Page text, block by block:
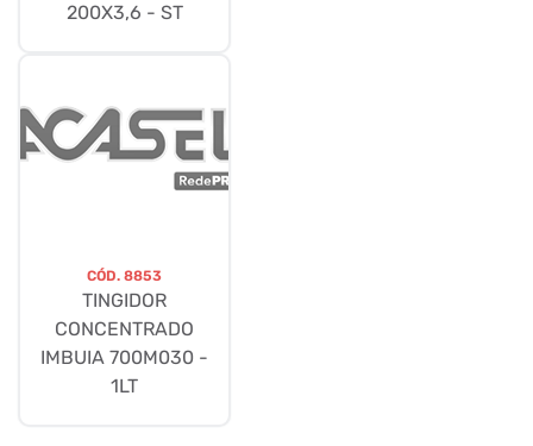
200X3,6 - ST
CÓD. 8853
TINGIDOR
CONCENTRADO
IMBUIA 700M030 -
1LT